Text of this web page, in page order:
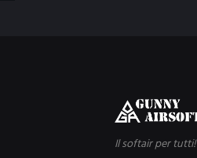
Il softair per tutti!